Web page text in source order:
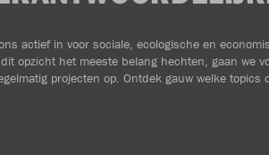
actief in voor sociale, ecologische en
opzicht het meeste belang hechten, gaan we
projecten op. Ontdek gauw welke topics